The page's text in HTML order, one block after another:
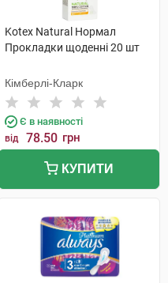
Kotex Natural Нормал
Прокладки щоденні 20 шт
Кімберлі-Кларк
Є в наявності
від 78.50 грн
КУПИТИ